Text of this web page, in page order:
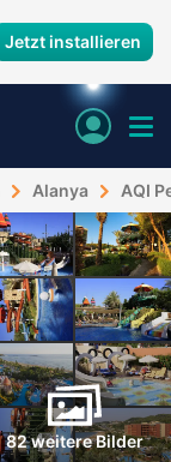
Jetzt installieren
Alanya AQI
82 weitere Bilder